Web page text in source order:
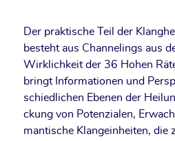
Der prak­ti­sche Teil der
besteht aus Chan­ne­lings aus
Wirk­lich­keit der 36 Hohen
bringt Infor­ma­tio­nen und
schied­li­chen Ebe­nen der
ckung von Poten­zia­len,
man­ti­sche Klang­ein­hei­ten, die